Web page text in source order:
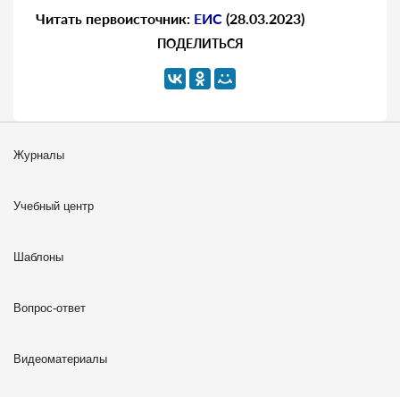
Читать первоисточник: ЕИС (28.03.2023)
ПОДЕЛИТЬСЯ
Журналы
Учебный центр
Шаблоны
Вопрос-ответ
Видеоматериалы